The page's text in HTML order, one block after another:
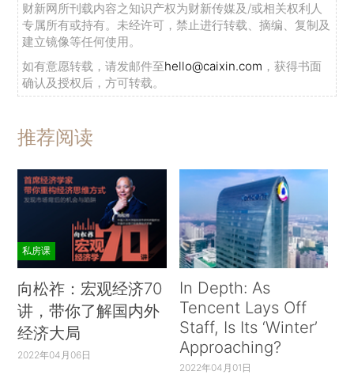
财新网所刊载内容之知识产权为财新传媒及/或相关权利人
专属所有或持有。未经许可，禁止进行转载、摘编、复制及
建立镜像等任何使用。
如有意愿转载，请发邮件至hello@caixin.com ，获得书面
确认及授权后，方可转载。
推荐阅读
私房课
向松祚：宏观经济70
讲，带你了解国内外
经济大局
2022年04月06日
In Depth: As
Tencent Lays Off
Staff, Is Its ‘Winter’
Approaching?
2022年04月01日